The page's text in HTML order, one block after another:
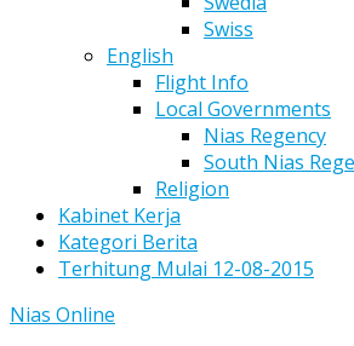
Swiss
English
Flight Info
Local Governments
Nias Regency
South Nias
Religion
Kabinet Kerja
Kategori Berita
Terhitung Mulai 12-08-2015
Nias Online